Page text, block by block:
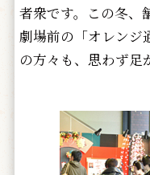
者衆です。この冬、
劇場前の「オレンジ
の方々も、思わず足